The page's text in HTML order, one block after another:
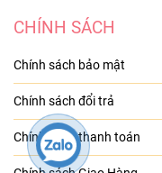
CHÍNH SÁCH
Chính sách bảo mật
Chính sách đổi trả
Chính sách thanh toán